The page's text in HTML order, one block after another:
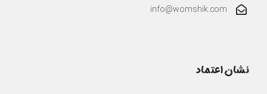
info@womshik.com
نشان اعتماد